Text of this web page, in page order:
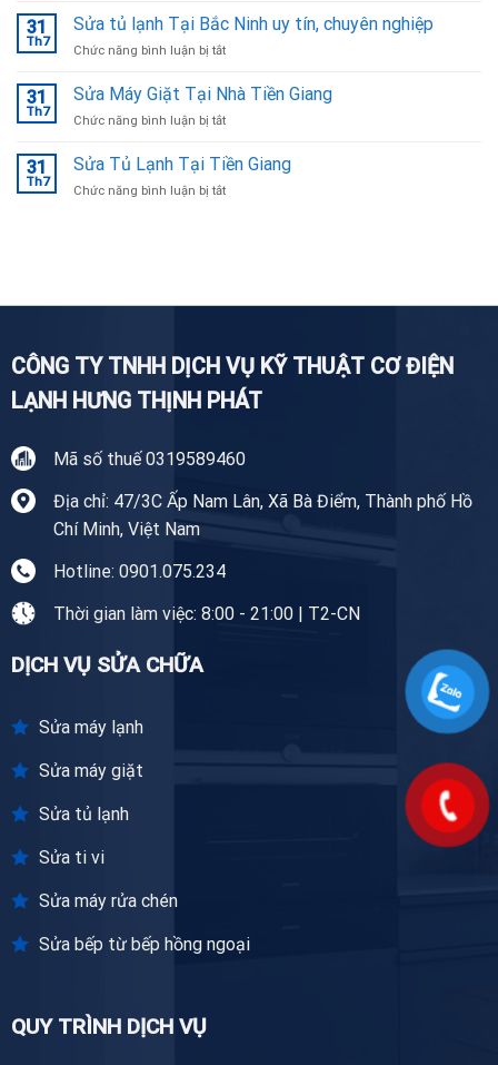
Ninh
Bếp
Tại
Ninh
31
Th7
Sửa tủ lạnh Tại Bắc Ninh uy tín, chuyên nghiệp
Chức năng bình luận bị tắtở
tủ
Tại
Ninh
31
Th7
Sửa Máy Giặt Tại Nhà Tiền Giang
Chức năng bình luận bị tắtở
Máy
Giặt
Tại
31
Th7
Sửa Tủ Lạnh Tại Tiền Giang
Chức năng bình luận bị tắtở
Giang
CÔNG TY TNHH DỊCH VỤ KỸ THUẬT CƠ ĐIỆN
LẠNH HƯNG THỊNH PHÁT
Mã số thuế 0319589460
Địa chỉ: 47/3C Ấp Nam Lân, Xã Bà Điểm, Thành phố Hồ
Chí Minh, Việt Nam
Hotline: 0901.075.234
Thời gian làm việc: 8:00 - 21:00 | T2-CN
DỊCH VỤ SỬA CHỮA
Sửa máy lạnh
Sửa máy giặt
Sửa tủ lạnh
Sửa ti vi
Sửa máy rửa chén
Sửa bếp từ bếp hồng ngoại
QUY TRÌNH DỊCH VỤ